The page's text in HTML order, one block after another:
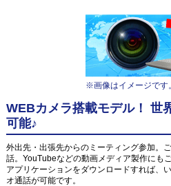
※画像はイメージです。
WEBカメラ搭載モデル！ 世
可能♪
外出先・出張先からのミーティング参加。
話。YouTubeなどの動画メディア製作にも
アプリケーションをダウンロードすれば、
オ通話が可能です。